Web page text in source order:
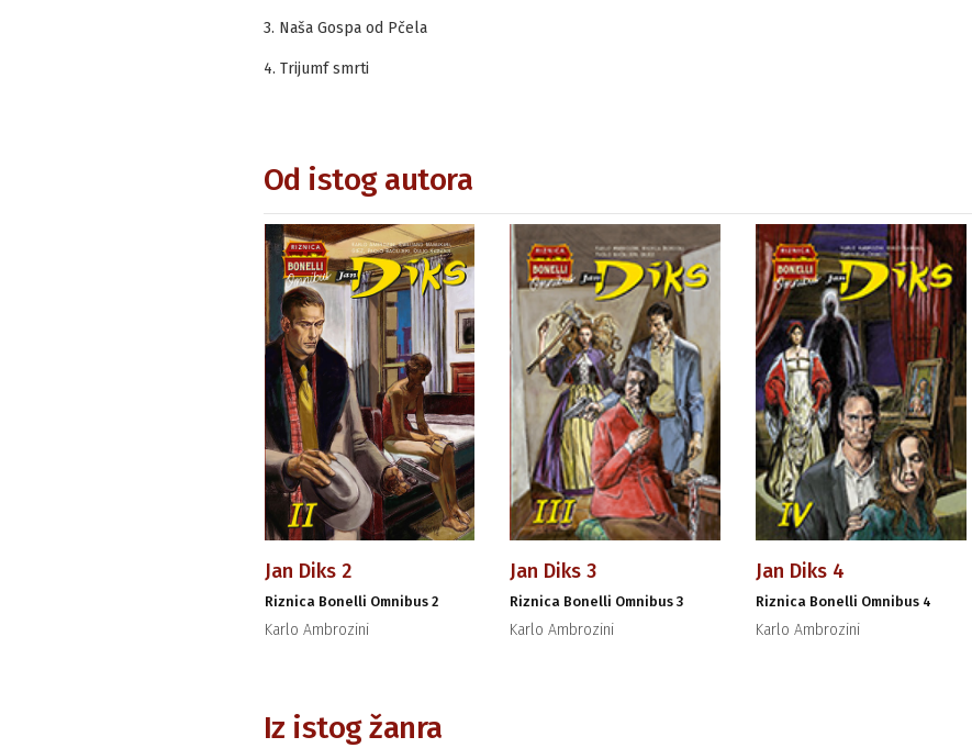
3. Naša Gospa od Pčela
4. Trijumf smrti
Od istog autora
Jan Diks 2
Riznica Bonelli Omnibus 2
Karlo Ambrozini
Jan Diks 3
Riznica Bonelli Omnibus 3
Karlo Ambrozini
Jan Diks 4
Riznica Bonelli Omnibus 4
Karlo Ambrozini
Iz istog žanra